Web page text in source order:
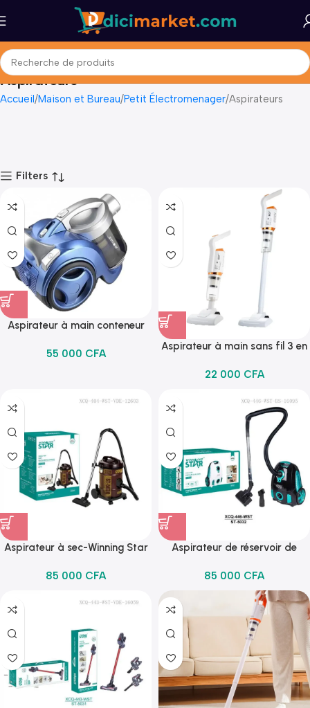
Aspirateurs
Accueil Maison et Bureau Petit Électromenager Aspirateurs
Filters
Aspirateur à main conteneur
55 000 CFA
Aspirateur à main sans fil 3 en
22 000 CFA
Aspirateur à sec-Winning Star
85 000 CFA
Aspirateur de réservoir de
85 000 CFA